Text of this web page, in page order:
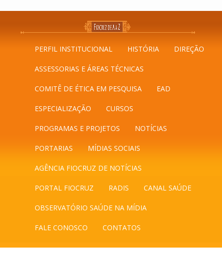
PERFIL INSTITUCIONAL HISTÓRIA DIREÇÃO
ASSESSORIAS E ÁREAS TÉCNICAS
COMITÊ DE ÉTICA EM PESQUISA EAD
ESPECIALIZAÇÃO CURSOS
PROGRAMAS E PROJETOS NOTÍCIAS
PORTARIAS MÍDIAS SOCIAIS
AGÊNCIA FIOCRUZ DE NOTÍCIAS
PORTAL FIOCRUZ RADIS CANAL SAÚDE
OBSERVATÓRIO SAÚDE NA MÍDIA
FALE CONOSCO CONTATOS